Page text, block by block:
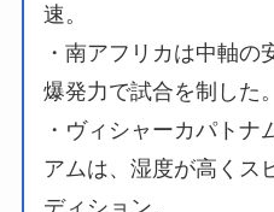
速。
・南アフリカは中軸の
爆発力で試合を制した。
・ヴィシャーカパトナ
アムは、湿度が高くス
ディション。